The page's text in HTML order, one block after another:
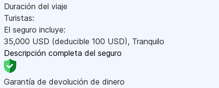
Duración del viaje
Turistas:
El seguro incluye:
35,000 USD (deducible 100 USD), Tranquilo
Descripción completa del seguro
Garantía de devolución de dinero